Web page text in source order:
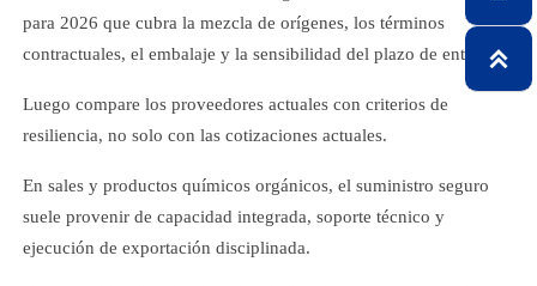
para 2026 que cubra la mezcla de orígenes, los términos
contractuales, el embalaje y la sensibilidad del plazo de entrega.
Luego compare los proveedores actuales con criterios de
resiliencia, no solo con las cotizaciones actuales.
En sales y productos químicos orgánicos, el suministro seguro
suele provenir de capacidad integrada, soporte técnico y
ejecución de exportación disciplinada.
